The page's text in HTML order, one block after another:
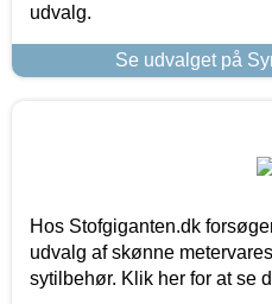
udvalg.
Se udvalget på
Hos Stofgiganten.dk
udvalg af skønne
sytilbehør. Klik her for at se